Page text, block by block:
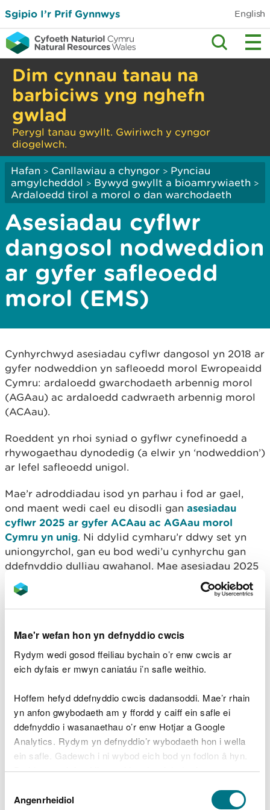
Mae'r wefan hon yn defnyddio cwcis
Rydym wedi gosod ffeiliau bychain o’r enw cwcis ar
eich dyfais er mwyn caniatáu i’n safle weithio.
Hoffem hefyd ddefnyddio cwcis dadansoddi. Mae’r rhain
yn anfon gwybodaeth am y ffordd y caiff ein safle ei
ddefnyddio i wasanaethau o’r enw Hotjar a Google
Analytics. Rydym yn defnyddio’r wybodaeth hon i wella
ein safle. Gadewch i ni wybod eich bod yn fodlon â hyn.
Byddwn yn defnyddio cwci i gadw eich dewis.
Gellirdarllen mwy am ein cwcis cyn i chi ddewis.
Caniatâd
Angenrheidiol
Sgipio I’r Prif Gynnwys English
Dim cynnau tanau na
barbiciws yng nghefn
gwlad
Perygl tanau gwyllt. Gwiriwch y cyngor
diogelwch.
Hafan > Canllawiau a chyngor > Pynciau
amgylcheddol > Bywyd gwyllt a bioamrywiaeth >
Ardaloedd tirol a morol o dan warchodaeth
Asesiadau cyflwr
dangosol nodweddion
ar gyfer safleoedd
morol (EMS)
Cynhyrchwyd asesiadau cyflwr dangosol yn 2018 ar
gyfer nodweddion yn safleoedd morol Ewropeaidd
Cymru: ardaloedd gwarchodaeth arbennig morol
(AGAau) ac ardaloedd cadwraeth arbennig morol
(ACAau).
Roeddent yn rhoi syniad o gyflwr cynefinoedd a
rhywogaethau dynodedig (a elwir yn ‘nodweddion’)
ar lefel safleoedd unigol.
Mae’r adroddiadau isod yn parhau i fod ar gael,
ond maent wedi cael eu disodli gan asesiadau
cyflwr 2025 ar gyfer ACAau ac AGAau morol
Cymru yn unig. Ni ddylid cymharu’r ddwy set yn
uniongyrchol, gan eu bod wedi’u cynhyrchu gan
ddefnyddio dulliau gwahanol. Mae asesiadau 2025
fwyaf defnyddiol ar gyfer rheoli safleoedd ac asesu
gweithgareddau trwyddedig.
nodweddion dangosol
2018
ACA Aber Afon Dyfrdwy
ACA y Fenai Strait a Bae Conwy
ACA Glannau Môn: Cors heli
ACA Bae Cemlyn Bay
ACA Pen Llŷn a’r Sarnau
ACA Bae Ceredigion
ACA Arfordir Calchfaen De Orllewin Cymru
ACA Sir Benfro Forol